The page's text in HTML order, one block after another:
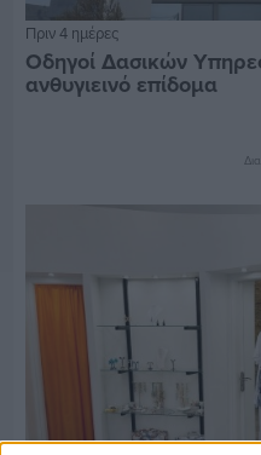
Πριν 4 ημέρες
Οδηγοί Δασικών
ανθυγιεινό επίδομα